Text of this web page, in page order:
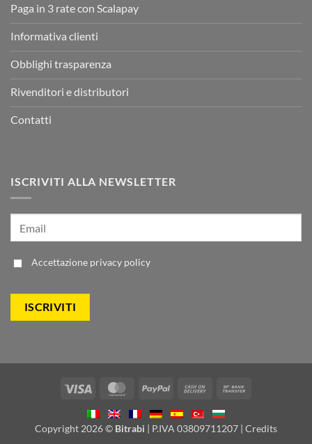
Paga in 3 rate con Scalapay
Informativa clienti
Obblighi trasparenza
Rivenditori e distributori
Contatti
ISCRIVITI ALLA NEWSLETTER
Accettazione privacy policy
Visa MasterCardPayPal
Cash
Delivery
Copyright 2026 © Bitrabi | P.IVA 03809711207 | Credits